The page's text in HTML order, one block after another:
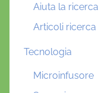
Aiuta la ricerca
Articoli ricerca
Tecnologia
Microinfusore